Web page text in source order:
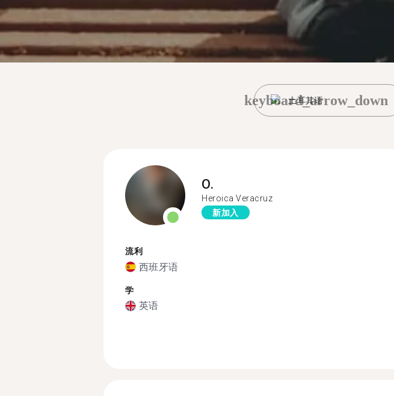
土耳其语
keyboard_arrow_down
O.
Heroica Veracruz
新加入
流利
西班牙语
学
英语